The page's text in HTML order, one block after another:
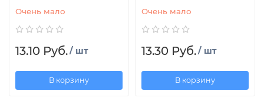
Очень мало
13.10 Руб./ шт
В корзину
Очень мало
13.30 Руб./ шт
В корзину